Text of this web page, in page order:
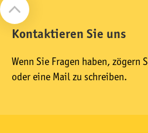
Kontaktieren Sie uns
Wenn Sie Fragen haben, zögern
oder eine Mail zu schreiben.